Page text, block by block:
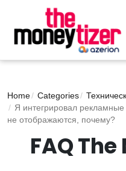
Home Categories
Я интегрировал
не отображаются, почему?
FAQ